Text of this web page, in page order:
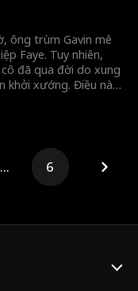
anh ra xa, cô dần
ông trùm Gavin mê
Faye. Tuy nhiên,
đã qua đời do xung
khởi xướng. Điều này
... 6